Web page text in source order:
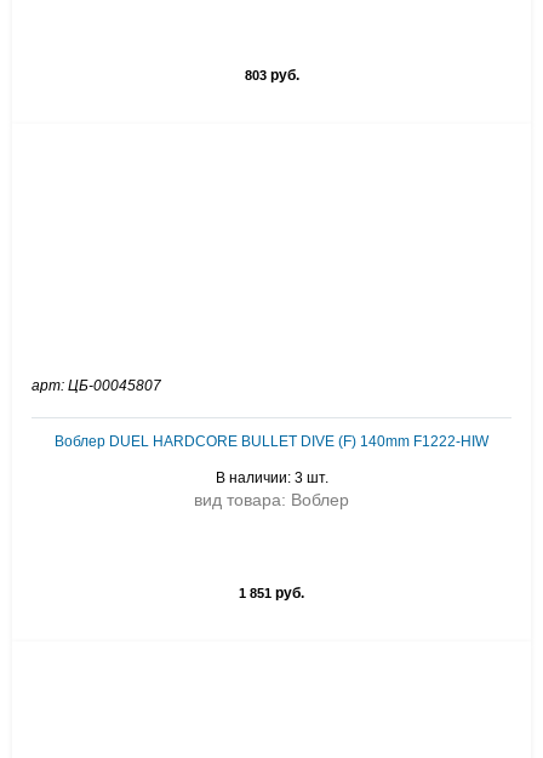
803руб.
арт: ЦБ-00045807
Воблер DUEL HARDCORE BULLET DIVE (F) 140mm F1222-HIW
В наличии: 3 шт.
вид товара: Воблер
1 851 руб.